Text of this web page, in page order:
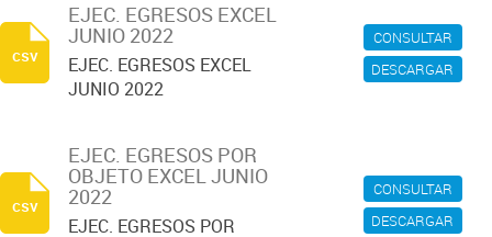
CONSULTAR
DESCARGAR
EJEC. EGRESOS EXCEL
JUNIO 2022
EJEC. EGRESOS EXCEL
JUNIO 2022
csv
CONSULTAR
DESCARGAR
EJEC. EGRESOS POR
OBJETO EXCEL JUNIO
2022
EJEC. EGRESOS POR
csv